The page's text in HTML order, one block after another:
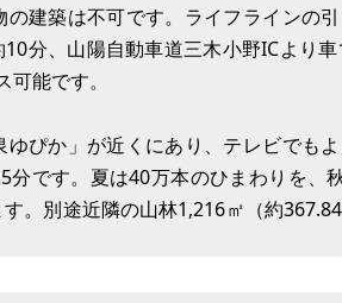
建築は不可です。ライフラインの
分、山陽自動車道三木小野ICより
能です。
ぴか」が近くにあり、テレビでも
分です。夏は40万本のひまわりを、
。別途近隣の山林1,216㎡（約